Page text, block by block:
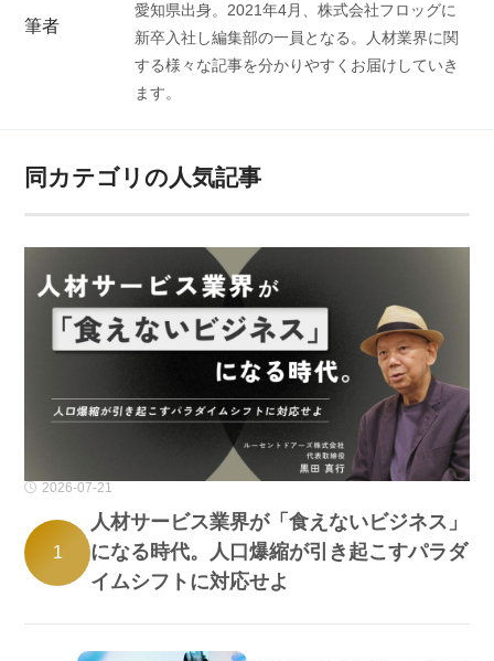
筆者
愛知県出身。2021年4月、株式会社フロッグに
新卒入社し編集部の一員となる。人材業界に関
する様々な記事を分かりやすくお届けしていき
ます。
同カテゴリの人気記事
2026-07-21
1
人材サービス業界が「食えないビジネス」
になる時代。人口爆縮が引き起こすパラダ
イムシフトに対応せよ